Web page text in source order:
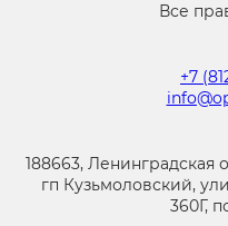
Все
+7
188663, Ленинградская
гп Кузьмоловский,
360Г,